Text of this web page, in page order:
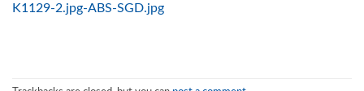
K1129-2.jpg-ABS-SGD.jpg